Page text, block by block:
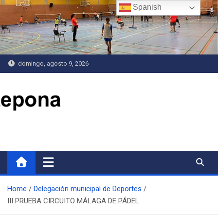
Saltar
contenido
domingo, agosto 9, 2026
Home
Delegación municipal de Deportes
III PRUEBA CIRCUITO MÁLAGA DE PÁDEL
Spanish